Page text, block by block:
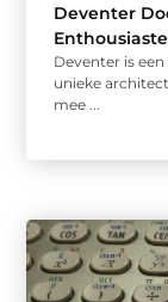
Deventer
Deventer is
unieke
mee ...